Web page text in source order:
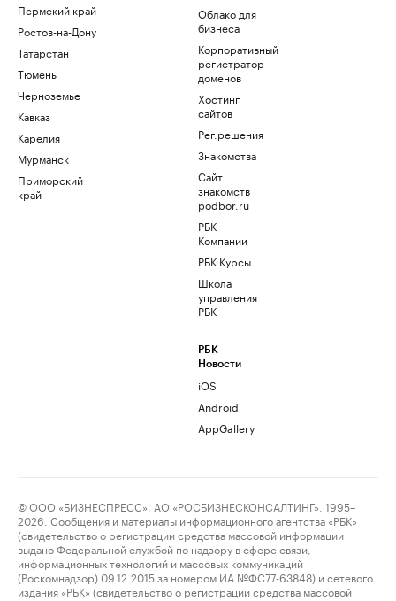
Пермский край
Ростов-на-Дону
Татарстан
Тюмень
Черноземье
Кавказ
Карелия
Мурманск
Приморский
край
Облако для
бизнеса
Корпоративный
регистратор
доменов
Хостинг
сайтов
Рег.решения
Знакомства
Сайт
знакомств
podbor.ru
РБК
Компании
РБК Курсы
Школа
управления
РБК
РБК
Новости
iOS
Android
AppGallery
© ООО «БИЗНЕСПРЕСС», АО «РОСБИЗНЕСКОНСАЛТИНГ», 1995–
2026. Сообщения и материалы информационного агентства «РБК»
(свидетельство о регистрации средства массовой информации
выдано Федеральной службой по надзору в сфере связи,
информационных технологий и массовых коммуникаций
(Роскомнадзор) 09.12.2015 за номером ИА №ФС77-63848) и сетевого
издания «РБК» (свидетельство о регистрации средства массовой